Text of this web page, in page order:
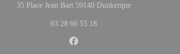
35 Place Jean Bart 59140 Dunkerque((opent in een
03 28 66 55 18
Facebook ((opent in een